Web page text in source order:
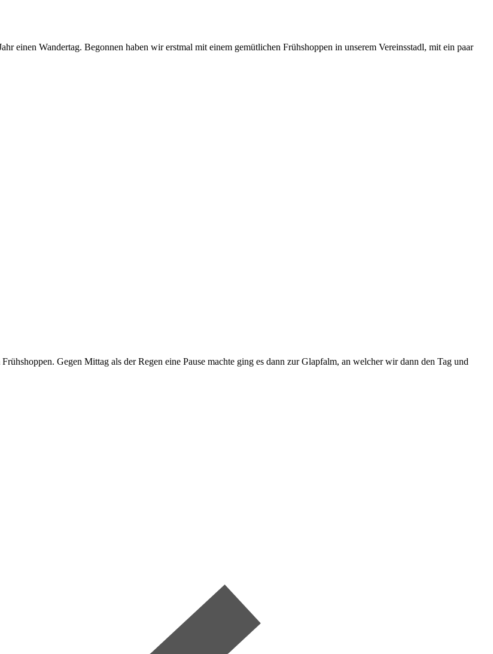
einen Wandertag. Begonnen haben wir erstmal mit einem gemütlichen Frühshoppen in unserem Vereinsstadl, mit ein paar
Gegen Mittag als der Regen eine Pause machte ging es dann zur Glapfalm, an welcher wir dann den Tag und